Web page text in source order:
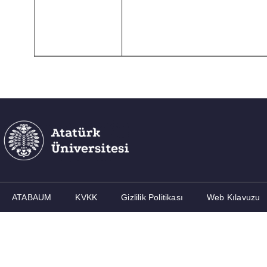
ATABAUM KVKK Gizlilik Politikası Web Kılavuzu